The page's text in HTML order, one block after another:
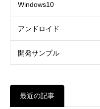
Windows10
アンドロイド
開発サンプル
最近の記事